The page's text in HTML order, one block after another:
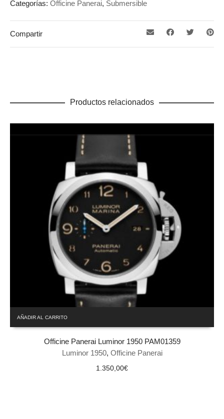
Categorías: Officine Panerai, Submersible
Compartir
Productos relacionados
AÑADIR AL CARRITO
Officine Panerai Luminor 1950 PAM01359
Luminor 1950, Officine Panerai
1.350,00€